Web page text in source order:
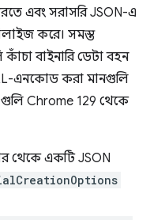
এবং সরাসরি JSON-এ
করে। সমস্ত
বাইনারি ডেটা বহন
এনকোড করা মানগুলি
Chrome 129 থেকে
থেকে একটি JSON